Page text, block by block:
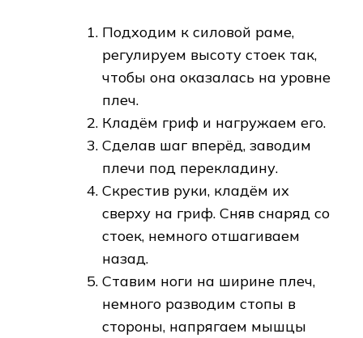
Подходим к силовой раме,
регулируем высоту стоек так,
чтобы она оказалась на уровне
плеч.
Кладём гриф и нагружаем его.
Сделав шаг вперёд, заводим
плечи под перекладину.
Скрестив руки, кладём их
сверху на гриф. Сняв снаряд со
стоек, немного отшагиваем
назад.
Ставим ноги на ширине плеч,
немного разводим стопы в
стороны, напрягаем мышцы